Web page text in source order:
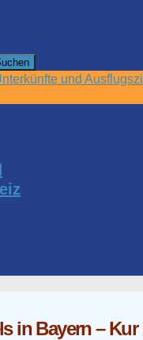
in Bayern –